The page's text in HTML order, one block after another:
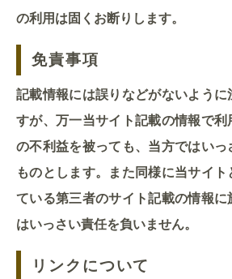
の利用は固くお断りします。
免責事項
記載情報には誤りなどがないように
すが、万一当サイト記載の情報で
の不利益を被っても、当方ではい
ものとします。また同様に当サイ
ている第三者のサイト記載の情報
はいっさい責任を負いません。
リンクについて